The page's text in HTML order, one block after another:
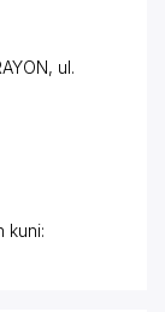
, ul.
kuni: